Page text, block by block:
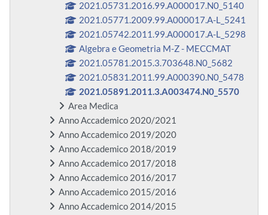
2021.05731.2016.99.A000017.N0_5140
2021.05771.2009.99.A000017.A-L_5241
2021.05742.2011.99.A000017.A-L_5298
Algebra e Geometria M-Z - MECCMAT
2021.05781.2015.3.703648.N0_5682
2021.05831.2011.99.A000390.N0_5478
2021.05891.2011.3.A003474.N0_5570
Area Medica
Anno Accademico 2020/2021
Anno Accademico 2019/2020
Anno Accademico 2018/2019
Anno Accademico 2017/2018
Anno Accademico 2016/2017
Anno Accademico 2015/2016
Anno Accademico 2014/2015